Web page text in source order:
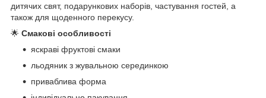
дитячих свят, подарункових наборів, частування гостей, а
також для щоденного перекусу.
🌟 Смакові особливості
яскраві фруктові смаки
льодяник з жувальною серединкою
приваблива форма